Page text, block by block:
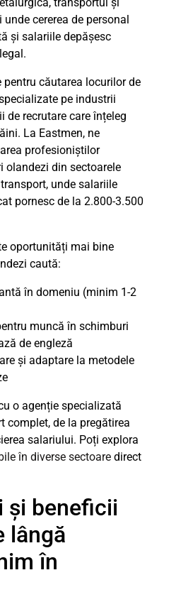
cererea de personal
și salariile depășesc
căutarea locurilor de
pe industrii
de recrutare care înțeleg
La Eastmen, ne
profesioniștilor
olandezi din sectoarele
unde salariile
pornesc de la 2.800-3.500
oportunități mai bine
caută:
în domeniu (minim 1-2
muncă în schimburi
de engleză
și adaptare la metodele
o agenție specializată
complet, de la pregătirea
salariului. Poți explora
în diverse sectoare direct
și beneficii
lângă
în